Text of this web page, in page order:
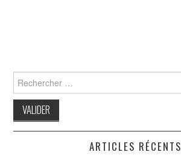
Search
for:
ARTICLES RÉCENTS